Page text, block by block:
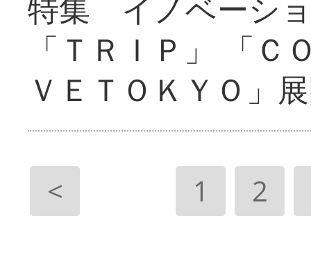
特集 イノベーシ
「ＴＲＩＰ」 「Ｃ
ＶＥＴＯＫＹＯ」
< 1 2